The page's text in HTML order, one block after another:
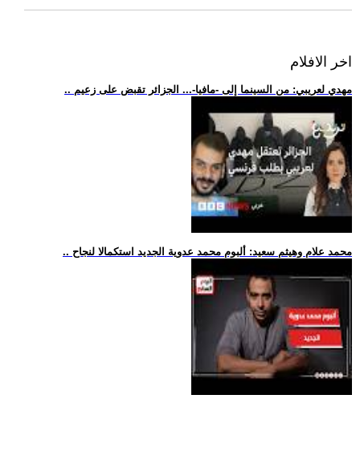
اخر الافلام
.. مهدي لعريبي: من السينما إلى -مافيا-... الجزائر تقبض على زعيم
.. محمد علام وهيثم سعيد: ألبوم محمد عدوية الجديد استكمالا لنجاح